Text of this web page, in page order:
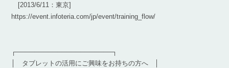
[2013/6/11：東京]
https://event.infoteria.com/jp/event/training_flow/
┌─────────────────────┐
│ タブレットの活用にご興味をお持ちの方へ │